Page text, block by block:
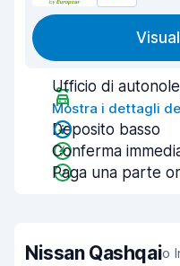
Ufficio di
Mostra i dettagli
Deposito basso
Conferma
Paga una parte
Nissan Qashqaio